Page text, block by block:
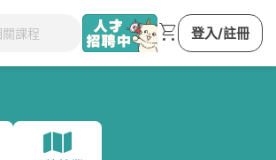
shopping_cart 登入/註冊